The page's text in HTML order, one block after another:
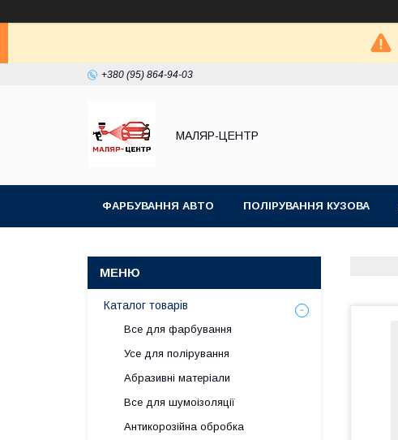
+380 (95) 864-94-03
МАЛЯР-ЦЕНТР
ФАРБУВАННЯ АВТО ПОЛІРУВАННЯ КУЗОВА
Каталог товарів
Все для фарбування
Усе для полірування
Абразивні матеріали
Все для шумоізоляції
Антикорозійна обробка